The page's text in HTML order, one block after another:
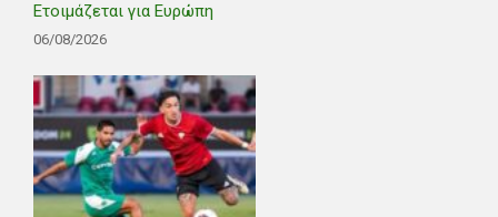
Ετοιμάζεται για Ευρώπη
06/08/2026